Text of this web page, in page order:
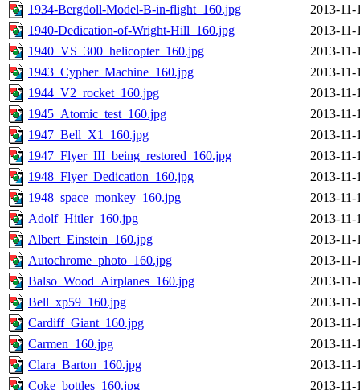
1934-Bergdoll-Model-B-in-flight_160.jpg
2013-11-
1940-Dedication-of-Wright-Hill_160.jpg
2013-11-
1940_VS_300_helicopter_160.jpg
2013-11-
1943_Cypher_Machine_160.jpg
2013-11-
1944_V2_rocket_160.jpg
2013-11-
1945_Atomic_test_160.jpg
2013-11-
1947_Bell_X1_160.jpg
2013-11-
1947_Flyer_III_being_restored_160.jpg
2013-11-
1948_Flyer_Dedication_160.jpg
2013-11-
1948_space_monkey_160.jpg
2013-11-
Adolf_Hitler_160.jpg
2013-11-
Albert_Einstein_160.jpg
2013-11-
Autochrome_photo_160.jpg
2013-11-
Balso_Wood_Airplanes_160.jpg
2013-11-
Bell_xp59_160.jpg
2013-11-
Cardiff_Giant_160.jpg
2013-11-
Carmen_160.jpg
2013-11-
Clara_Barton_160.jpg
2013-11-
Coke_bottles_160.jpg
2013-11-